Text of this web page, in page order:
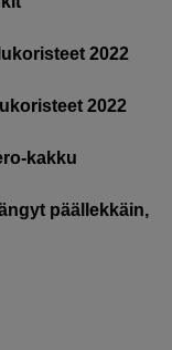
2022
2022
kakku
päällekkäin,